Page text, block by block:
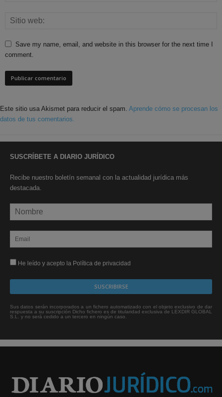
Save my name, email, and website in this browser for the next time I
comment.
Este sitio usa Akismet para reducir el spam. Aprende cómo se procesan los
datos de tus comentarios.
SUSCRÍBETE A DIARIO JURÍDICO
Recibe nuestro boletín semanal con la actualidad jurídica más
destacada.
He leído y acepto la Política de privacidad
Sus datos serán incorporados a un fichero automatizado con el objeto exclusivo de dar
respuesta a su suscripción Dicho fichero es de titularidad exclusiva de LEXDIR GLOBAL
S.L. y no será cedido a un tercero en ningún caso.